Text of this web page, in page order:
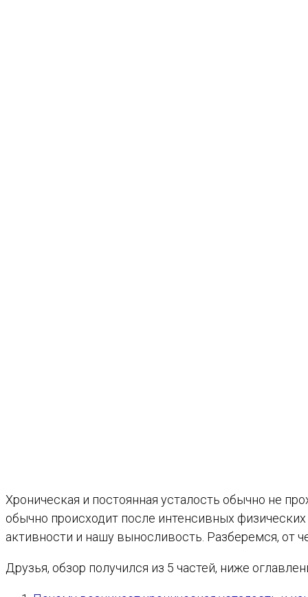
Хроническая и постоянная усталость обычно не
обычно происходит после интенсивных
активности и нашу выносливость. Разберемся, от
Друзья, обзор получился из 5 частей, ниже